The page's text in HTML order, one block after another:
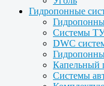
Гидропонные
Системы
DWC
Капельный
Системы